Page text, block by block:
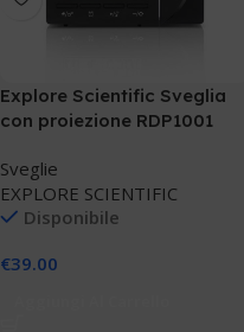
Explore Scientific Sveglia
con proiezione RDP1001
Sveglie
EXPLORE SCIENTIFIC
Disponibile
€39.00